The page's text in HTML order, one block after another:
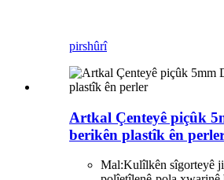
pirshûrî
Artkal Çenteyê piçûk
berikên plastîk ên
Mal:Kulîlkên sîgorteyê